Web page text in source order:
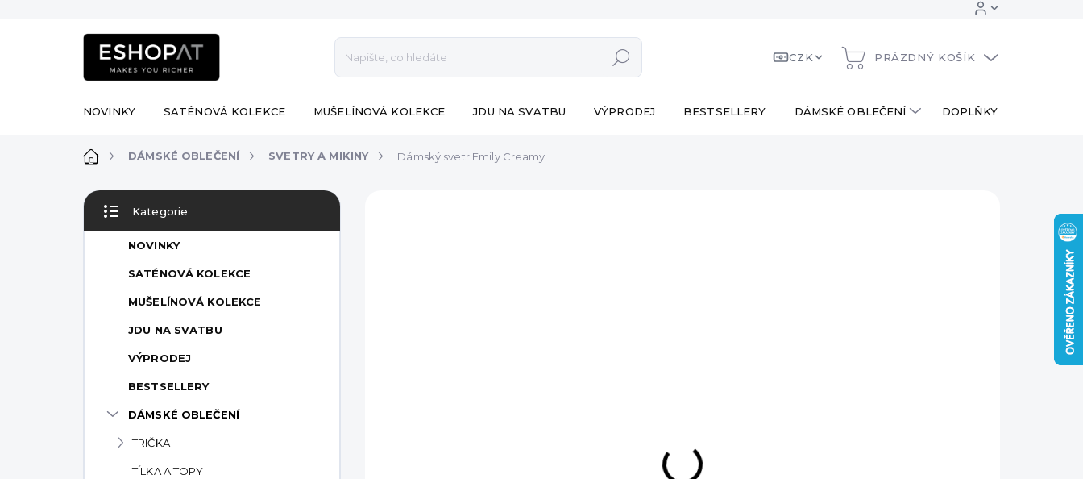
Hledat
CZK
NÁKUPNÍ
PRÁZDNÝ KOŠÍK
NOVINKY SATÉNOVÁ KOLEKCE MUŠELÍNOVÁ KOLEKCE JDU NA SVATBU VÝPRODEJ BESTSELLERY DÁMSKÉ OBLEČENÍ DOPLŇKY
DomůDÁMSKÉ OBLEČENÍ SVETRY A MIKINY Dámský svetr Emily Creamy
P
s
kategorie
Kategorie
NOVINKY
SATÉNOVÁ KOLEKCE
MUŠELÍNOVÁ KOLEKCE
JDU NA SVATBU
VÝPRODEJ
BESTSELLERY
DÁMSKÉ OBLEČENÍ
TRIČKA
TÍLKA A TOPY